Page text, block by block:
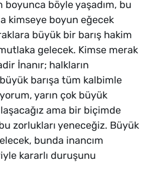
boyunca böyle yaşadım, bu
kimseye boyun eğecek
büyük bir barış hakim
gelecek. Kimse merak
İnanır; halkların
barışa tüm kalbimle
yarın çok büyük
ama bir biçimde
zorlukları yeneceğiz. Büyük
bunda inancım
kararlı duruşunu